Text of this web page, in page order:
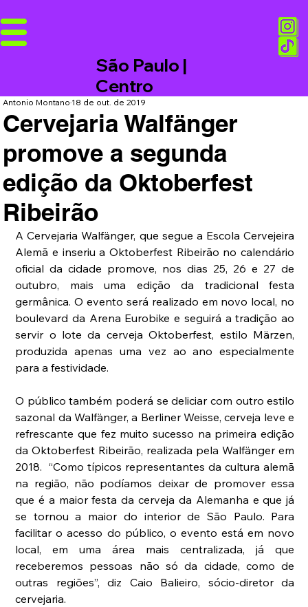
São Paulo |
Centro
Cervejaria Walfänger
promove a segunda
edição da Oktoberfest
Ribeirão
Antonio Montano18 de out. de 2019
A Cervejaria Walfänger, que segue a Escola Cervejeira
Alemã e inseriu a Oktoberfest Ribeirão no calendário
oficial da cidade promove, nos dias 25, 26 e 27 de
outubro, mais uma edição da tradicional festa
germânica. O evento será realizado em novo local, no
boulevard da Arena Eurobike e seguirá a tradição ao
servir o lote da cerveja Oktoberfest, estilo Märzen,
produzida apenas uma vez ao ano especialmente
para a festividade.
O público também poderá se deliciar com outro estilo
sazonal da Walfänger, a Berliner Weisse, cerveja leve e
refrescante que fez muito sucesso na primeira edição
da Oktoberfest Ribeirão, realizada pela Walfänger em
2018.  “Como típicos representantes da cultura alemã
na região, não podíamos deixar de promover essa
que é a maior festa da cerveja da Alemanha e que já
se tornou a maior do interior de São Paulo. Para
facilitar o acesso do público, o evento está em novo
local, em uma área mais centralizada, já que
receberemos pessoas não só da cidade, como de
outras regiões”, diz Caio Balieiro, sócio-diretor da
cervejaria.